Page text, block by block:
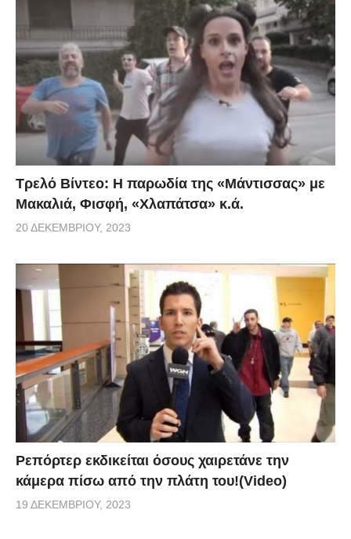
Τρελό Βίντεο: H παρωδία της «Μάντισσας» με
Μακαλιά, Φισφή, «Χλαπάτσα» κ.ά.
20 ΔΕΚΕΜΒΡΊΟΥ, 2023
Ρεπόρτερ εκδικείται όσους χαιρετάνε την
κάμερα πίσω από την πλάτη του!(Video)
19 ΔΕΚΕΜΒΡΊΟΥ, 2023